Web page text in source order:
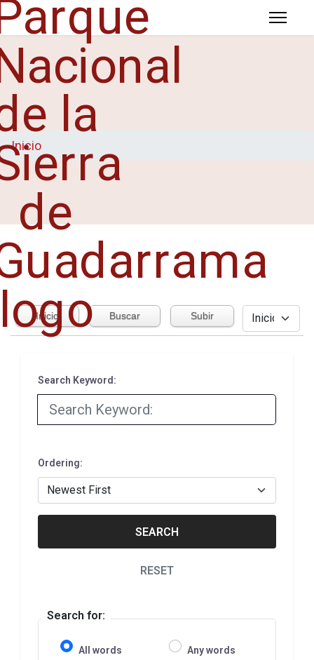
Inicio
Inicio Buscar Subir
Search Keyword:
Ordering:
SEARCH
RESET
Search for:
All words
Any words